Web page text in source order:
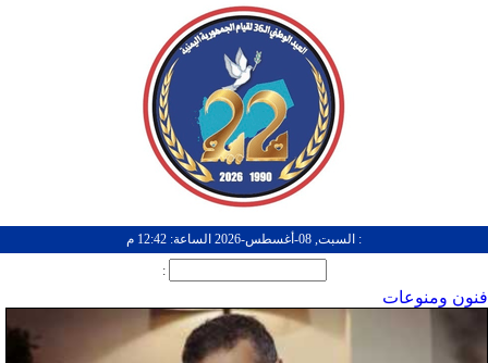
: السبت, 08-أغسطس-2026 الساعة: 12:42 م
:
فنون ومنوعات